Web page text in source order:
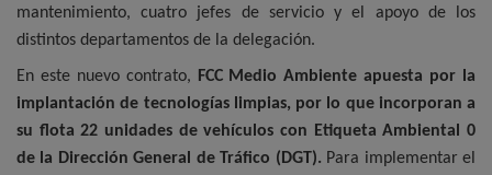
mantenimiento, cuatro jefes de servicio y el apoyo de los
distintos departamentos de la delegación.
En este nuevo contrato,
FCC Medio Ambiente apuesta por la
implantación de tecnologías limpias, por lo que incorporan a
su flota 22 unidades de vehículos con Etiqueta Ambiental 0
de la Dirección General de Tráfico (DGT). Para implementar el